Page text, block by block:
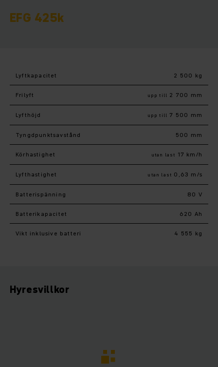
EFG 425k
Lyftkapacitet 2 500 kg
Frilyft upp till 2 700 mm
Lyfthöjd upp till 7 500 mm
Tyngdpunktsavstånd 500 mm
Körhastighet utan last 17 km/h
Lyfthastighet utan last 0,63 m/s
Batterispänning 80 V
Batterikapacitet 620 Ah
Vikt inklusive batteri 4 555 kg
Hyresvillkor